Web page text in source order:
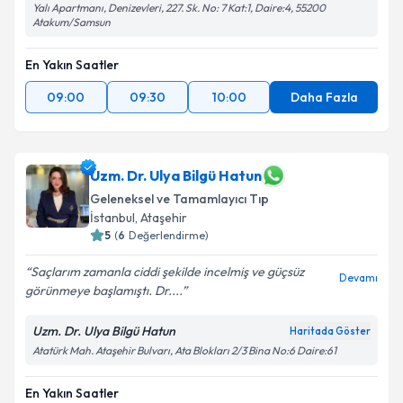
Yalı Apartmanı, Denizevleri, 227. Sk. No: 7 Kat:1, Daire:4, 55200
Atakum/Samsun
En Yakın Saatler
09:00
09:30 10:00 Daha Fazla
Uzm. Dr. Ulya Bilgü Hatun
Geleneksel ve Tamamlayıcı Tıp
İstanbul, Ataşehir
5 (6 Değerlendirme)
Saçlarım zamanla ciddi şekilde incelmiş ve güçsüz
görünmeye başlamıştı. Dr....
Devamı
Uzm. Dr. Ulya Bilgü Hatun Haritada Göster
Atatürk Mah. Ataşehir Bulvarı, Ata Blokları 2/3 Bina No:6 Daire:61
En Yakın Saatler